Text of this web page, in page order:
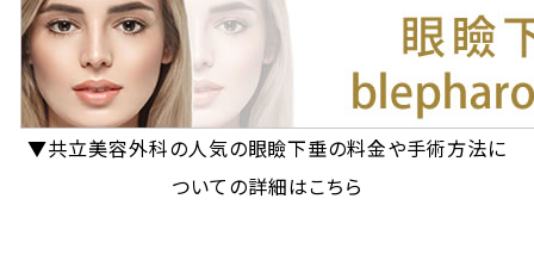
▼共立美容外科の人気の眼瞼下垂の料金や手術方法に
ついての詳細はこちら